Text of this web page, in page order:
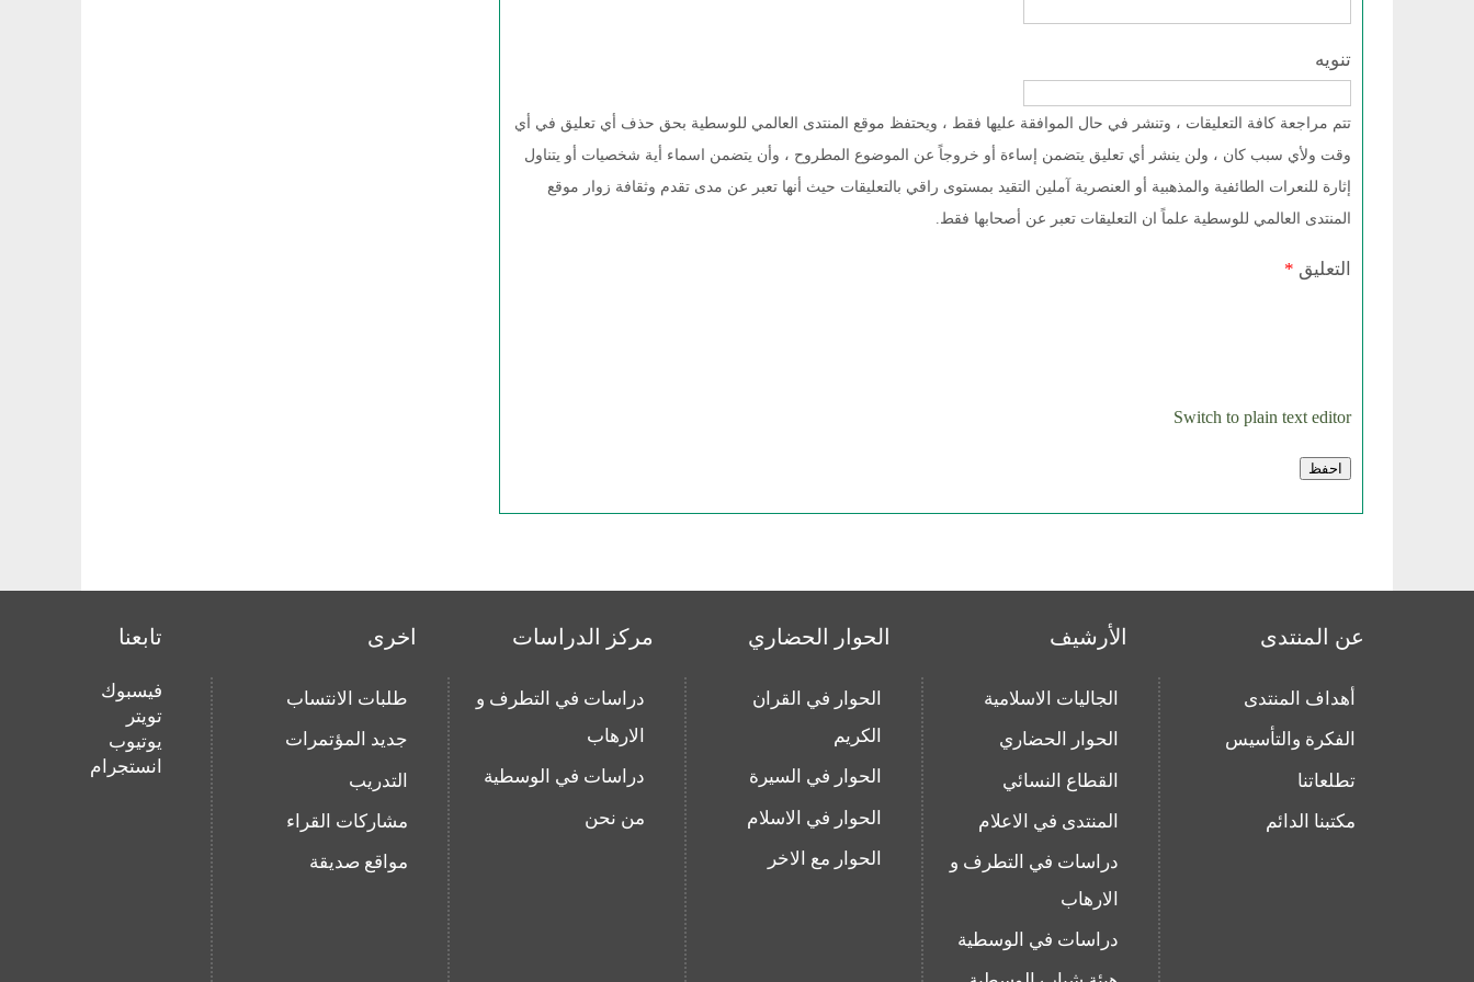
تنويه
تتم مراجعة كافة التعليقات ، وتنشر في حال الموافقة عليها فقط ، ويحتفظ موقع المنتدى العالمي للوسطية بحق حذف أي تعليق في أي
وقت ولأي سبب كان ، ولن ينشر أي تعليق يتضمن إساءة أو خروجاً عن الموضوع المطروح ، وأن يتضمن اسماء أية شخصيات أو يتناول
إثارة للنعرات الطائفية والمذهبية أو العنصرية آملين التقيد بمستوى راقي بالتعليقات حيث أنها تعبر عن مدى تقدم وثقافة زوار موقع
المنتدى العالمي للوسطية علماً ان التعليقات تعبر عن أصحابها فقط.
التعليق *
Switch to plain text editor
عن المنتدى
أهداف المنتدى
الفكرة والتأسيس
تطلعاتنا
مكتبنا الدائم
الأرشيف
الجاليات الاسلامية
الحوار الحضاري
القطاع النسائي
المنتدى في الاعلام
دراسات في التطرف و
الارهاب
دراسات في الوسطية
الحوار الحضاري
الحوار في القران
الكريم
الحوار في السيرة
الحوار في الاسلام
الحوار مع الاخر
مركز الدراسات
دراسات في التطرف و
الارهاب
دراسات في الوسطية
من نحن
اخرى
طلبات الانتساب
جديد المؤتمرات
التدريب
مشاركات القراء
مواقع صديقة
تابعنا
فيسبوك
تويتر
يوتيوب
انستجرام